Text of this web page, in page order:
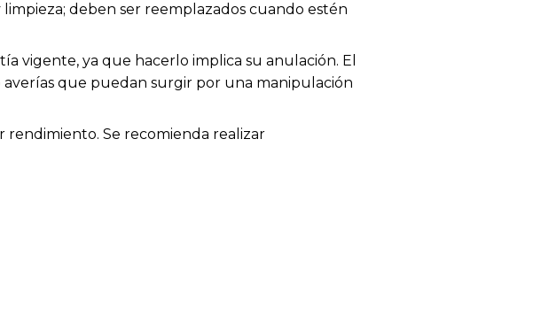
deben ser reemplazados cuando estén
vigente, ya que hacerlo implica su anulación. El
averías que puedan surgir por una manipulación
rendimiento. Se recomienda realizar